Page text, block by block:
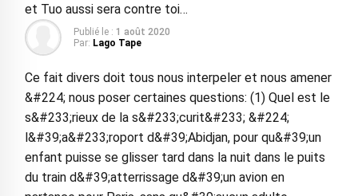
et Tuo aussi sera contre toi…
Publié le : 1 août 2020
Par: Lago Tape
Ce fait divers doit tous nous interpeler et nous amener
&#224; nous poser certaines questions: (1) Quel est le
s&#233;rieux de la s&#233;curit&#233; &#224;
l&#39;a&#233;roport d&#39;Abidjan, pour qu&#39;un
enfant puisse se glisser tard dans la nuit dans le puits
du train d&#39;atterrissage d&#39;un avion en